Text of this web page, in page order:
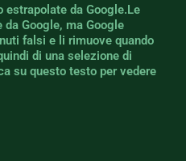
da Google.Le
Google, ma Google
falsi e li rimuove quando
di una selezione di
su questo testo per vedere